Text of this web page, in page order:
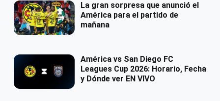
La gran sorpresa que anunció el
América para el partido de
mañana
América vs San Diego FC
Leagues Cup 2026: Horario, Fecha
y Dónde ver EN VIVO